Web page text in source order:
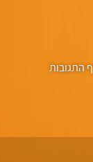
התגובות